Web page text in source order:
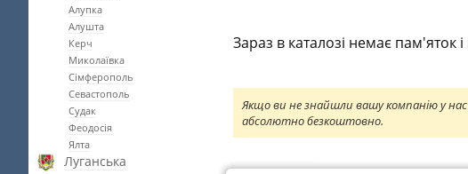
Алупка
Алушта
Керч
Миколаївка
Сімферополь
Севастополь
Судак
Феодосія
Ялта
Луганська
Зараз в каталозі немає пам'яток
Якщо ви не знайшли вашу компанію у
абсолютно безкоштовно.